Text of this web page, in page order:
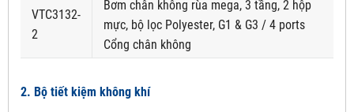
VTC3132-
2
Bơm chân không rùa mega, 3 tầng, 2 hộp
mực, bộ lọc Polyester, G1 & G3 / 4 ports
Cổng chân không
2. Bộ tiết kiệm không khí